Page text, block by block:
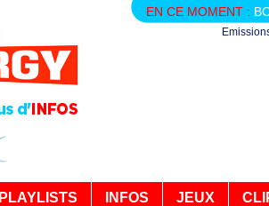
EN CE MOMENT :
PLAYLISTS INFOS JEUX